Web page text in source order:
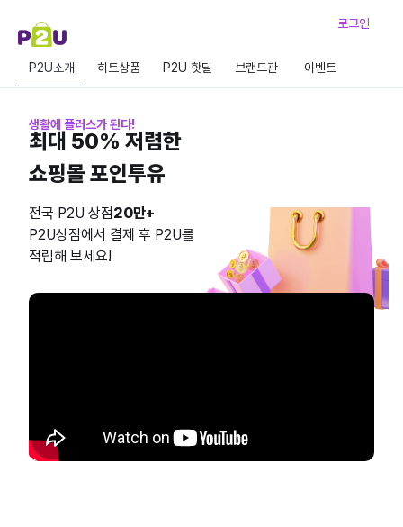
로그인
P2U소개 히트상품 P2U 핫딜 브랜드관 이벤트